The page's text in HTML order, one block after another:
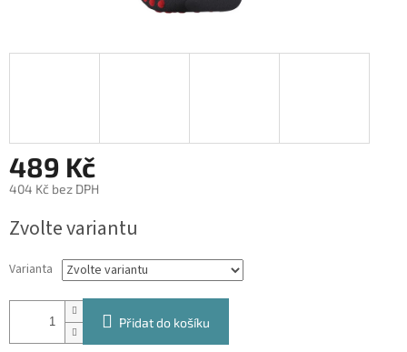
489 Kč
404 Kč bez DPH
cena:
Zvolte variantu
Varianta
Přidat do košíku